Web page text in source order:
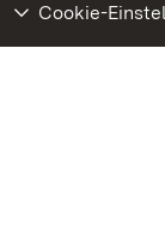
Cookie-
Weiteres